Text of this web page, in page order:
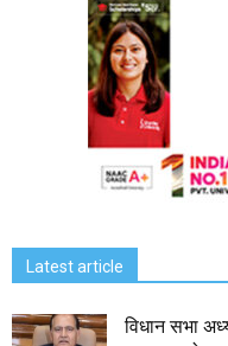
Latest article
विधान सभा